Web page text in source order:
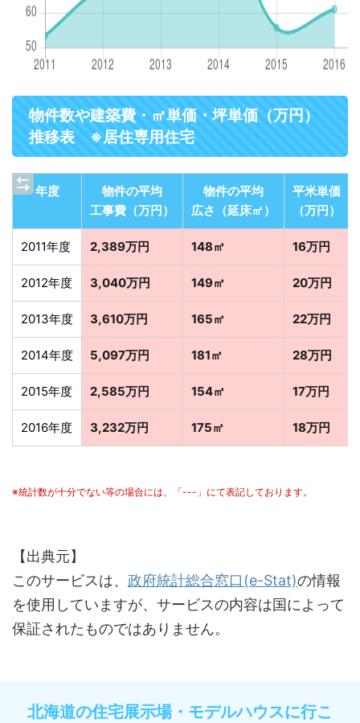
物件数や建築費・㎡単価・坪単価（万円）
推移表 ※居住専用住宅
年度
物件の平均
工事費（万円）
物件の平均
広さ（延床㎡）
平米単価
（万円）
2011年度 2,389万円 148㎡ 16万円
2012年度 3,040万円 149㎡ 20万円
2013年度 3,610万円 165㎡ 22万円
2014年度 5,097万円 181㎡ 28万円
2015年度 2,585万円 154㎡ 17万円
2016年度 3,232万円 175㎡ 18万円
※統計数が十分でない等の場合には、「---」にて表記しております。
【出典元】
このサービスは、 政府統計総合窓口(e-Stat)の情報
を使用していますが、サービスの内容は国によって
保証されたものではありません。
北海道の住宅展示場・モデルハウスに行こ